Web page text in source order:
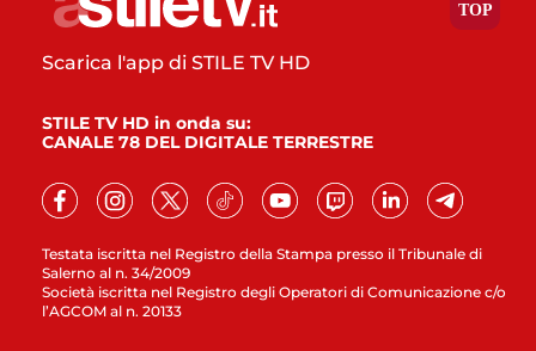
Testata iscritta nel Registro della Stampa presso il Tribunale di
Salerno al n. 34/2009
Società iscritta nel Registro degli Operatori di Comunicazione c/o
l’AGCOM al n. 20133
Scarica l'app di STILE TV HD
STILE TV HD in onda su:
CANALE 78 DEL DIGITALE TERRESTRE